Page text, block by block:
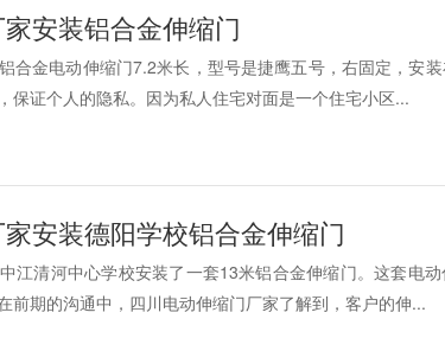
安装铝合金伸缩门
合金电动伸缩门7.2米长，型号是捷鹰五号，右固定，安
保证个人的隐私。因为私人住宅对面是一个住宅小区...
安装德阳学校铝合金伸缩门
江清河中心学校安装了一套13米铝合金伸缩门。这套电
前期的沟通中，四川电动伸缩门厂家了解到，客户的伸...